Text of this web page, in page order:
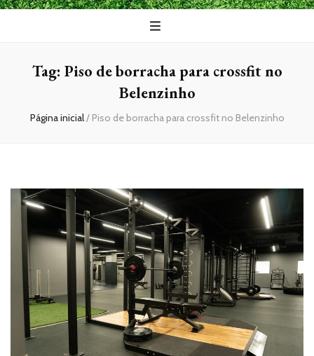
Tag: Piso de borracha para crossfit no
Belenzinho
Página inicial/ Piso de borracha para crossfit no Belenzinho